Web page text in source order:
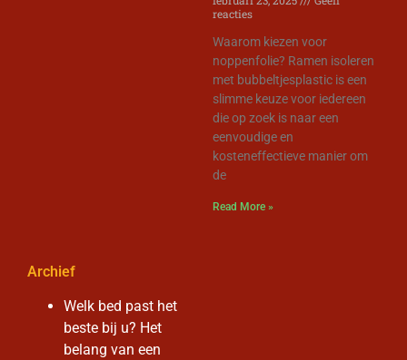
reacties
Waarom kiezen voor
noppenfolie? Ramen isoleren
met bubbeltjesplastic is een
slimme keuze voor iedereen
die op zoek is naar een
eenvoudige en
kosteneffectieve manier om
de
Read More »
Archief
Welk bed past het
beste bij u? Het
belang van een